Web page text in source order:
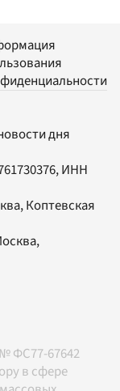
дня
ИНН
Коптевская
,
ФС77-67642
в сфере